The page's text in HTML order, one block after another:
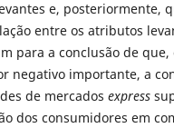
e, posteriormente,
entre os atributos
para a conclusão de que,
negativo importante, a
de mercados express
dos consumidores em